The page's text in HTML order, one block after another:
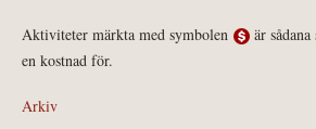
Aktiviteter märkta med symbolen
är
en kostnad för.
Arkiv